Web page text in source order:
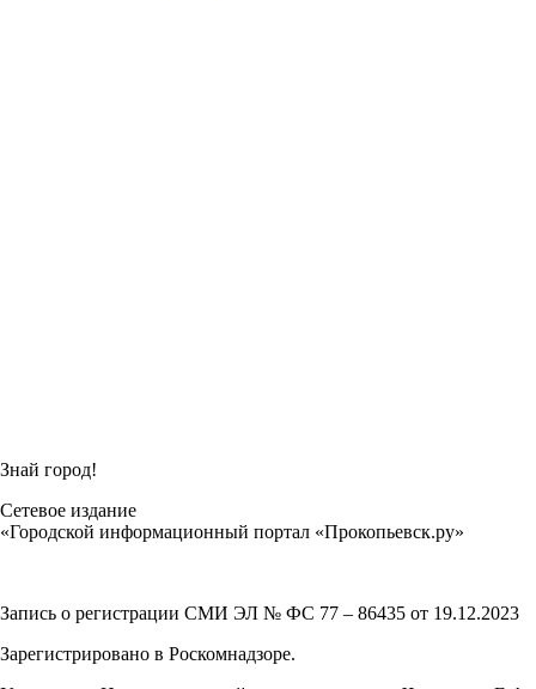
Знай город!
Сетевое издание
«Городской информационный портал «Прокопьевск.ру»
Запись о регистрации СМИ ЭЛ № ФС 77 – 86435 от 19.12.2023
Зарегистрировано в Роскомнадзоре.